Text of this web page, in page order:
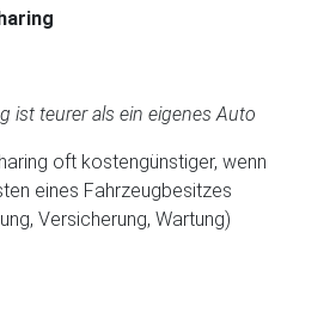
ist teurer als ein eigenes Auto
oft kostengünstiger, wenn
eines Fahrzeugbesitzes
Versicherung, Wartung)